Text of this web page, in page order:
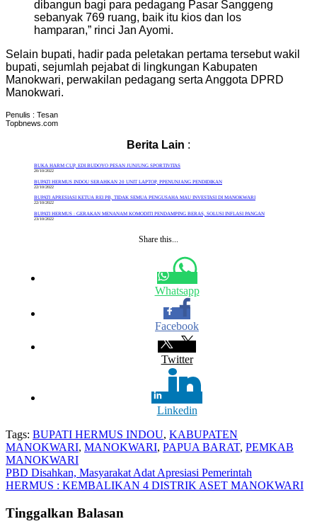
dibangun bagi para pedagang Pasar Sanggeng
sebanyak 769 ruang, baik itu kios dan los
hamparan,” rinci Jan Ayomi.
Selain bupati, hadir pada peletakan pertama tersebut wakil
bupati, sejumlah pejabat di lingkungan Kabupaten
Manokwari, perwakilan pedagang serta Anggota DPRD
Manokwari.
Penulis : Tesan
Topbnews.com
Berita Lain :
BUKA HARM CUP, EDI BUDOYO PESAN JUNJUNG SPORTIVITAS
20/10/2022
BUPATI HERMUS INDOU SERAHKAN 20 UNIT LAPTOP, PPENUNJANG PENDIDIKAN
22/10/2022
BUPATI APRESIASI KETUA REI PB, TIDAK SEMUA PENGUSAHA MAU INVESTASI DI MANOKWARI
22/10/2022
BUPATI HERMUS : GERAKAN MENANAM KOMODITI PENDAMPING BERAS, SOLUSI INFLASI PANGAN
23/10/2022
Share this...
Whatsapp
Facebook
Twitter
Linkedin
Tags: BUPATI HERMUS INDOU, KABUPATEN
MANOKWARI, MANOKWARI, PAPUA BARAT, PEMKAB
MANOKWARI
Navigasi
pos
PBD Disahkan, Masyarakat Adat Apresiasi Pemerintah
HERMUS : KEMBALIKAN 4 DISTRIK ASET MANOKWARI
Tinggalkan Balasan